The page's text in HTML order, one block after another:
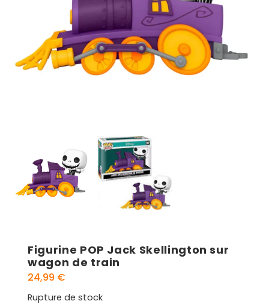
Figurine POP Jack Skellington sur
wagon de train
24,99 €
Rupture de stock